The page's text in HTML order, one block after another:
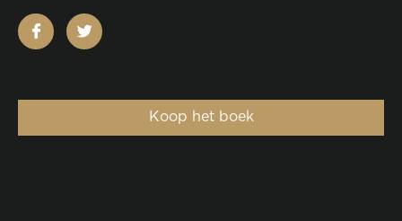
facebooktwitter
Koop het boek